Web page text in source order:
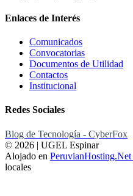
Enlaces de Interés
Comunicados
Convocatorias
Documentos de Utilidad
Contactos
Institucional
Redes Sociales
Blog de Tecnología - CyberFox
© 2026 | UGEL Espinar
Alojado en PeruvianHosting.Net
locales